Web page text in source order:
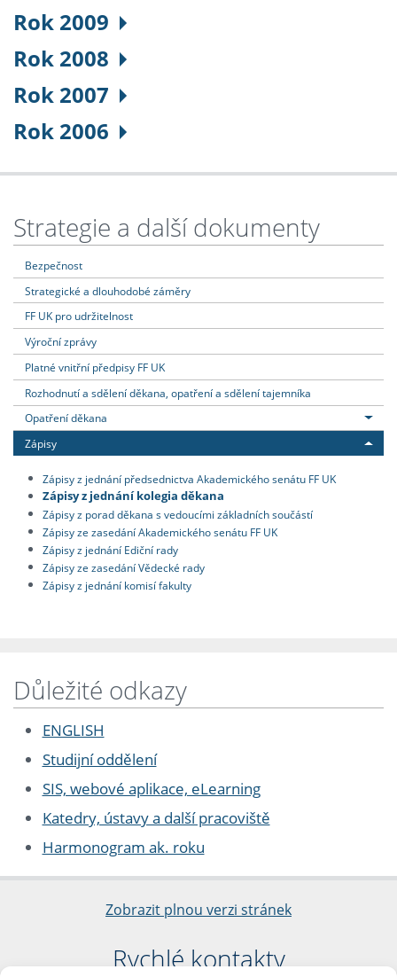
Rok 2009
Rok 2008
Rok 2007
Rok 2006
Strategie a další dokumenty
Bezpečnost
Strategické a dlouhodobé záměry
FF UK pro udržitelnost
Výroční zprávy
Platné vnitřní předpisy FF UK
Rozhodnutí a sdělení děkana, opatření a sdělení tajemníka
Opatření děkana
Zápisy
Zápisy z jednání předsednictva Akademického senátu FF UK
Zápisy z jednání kolegia děkana
Zápisy z porad děkana s vedoucími základních součástí
Zápisy ze zasedání Akademického senátu FF UK
Zápisy z jednání Ediční rady
Zápisy ze zasedání Vědecké rady
Zápisy z jednání komisí fakulty
Důležité odkazy
ENGLISH
Studijní oddělení
SIS, webové aplikace, eLearning
Katedry, ústavy a další pracoviště
Harmonogram ak. roku
Zobrazit plnou verzi stránek
Rychlé kontakty